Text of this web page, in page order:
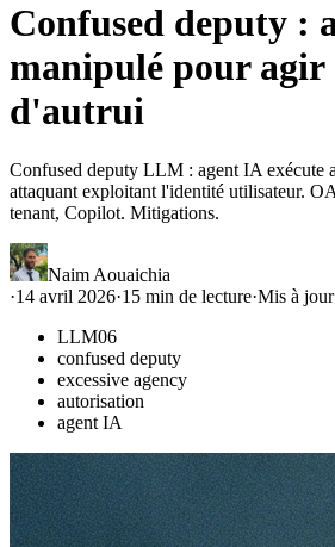
Confused deputy :
manipulé pour agir
d'autrui
Confused deputy LLM : agent IA exécute
attaquant exploitant l'identité utilisateur.
tenant, Copilot. Mitigations.
Naim Aouaichia
·14 avril 2026·15 min de lecture·Mis à
LLM06
confused deputy
excessive agency
autorisation
agent IA